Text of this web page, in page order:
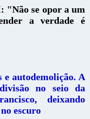
"Não se opor a um
a verdade é
e autodemolição. A
no seio da
deixando
escuro